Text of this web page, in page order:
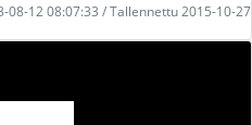
08-12 08:07:33 / Tallennettu 2015-10-27